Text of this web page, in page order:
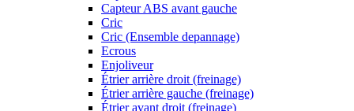
Capteur ABS avant gauche
Cric
Cric (Ensemble depannage)
Ecrous
Enjoliveur
Étrier arrière droit (freinage)
Étrier arrière gauche (freinage)
Étrier avant droit (freinage)